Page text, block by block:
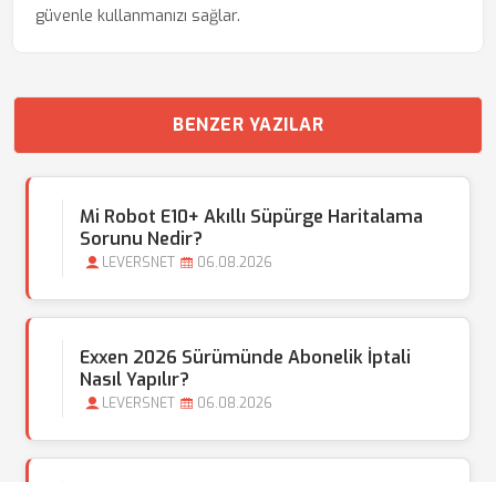
güvenle kullanmanızı sağlar.
BENZER YAZILAR
Mi Robot E10+ Akıllı Süpürge Haritalama
Sorunu Nedir?
LEVERSNET 06.08.2026
Exxen 2026 Sürümünde Abonelik İptali
Nasıl Yapılır?
LEVERSNET 06.08.2026